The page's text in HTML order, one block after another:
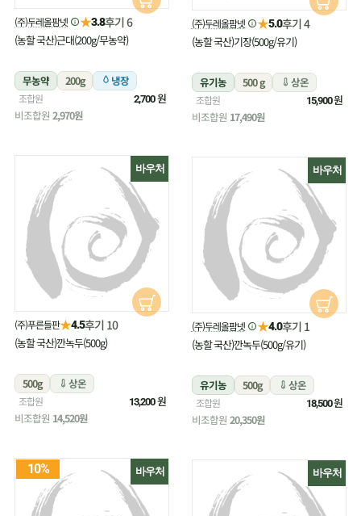
(주)두레올팜넷 ★3.8후기 6
(농할 국산)근대(200g/무농약)
무농약 200g 냉장
조합원 2,700원
비조합원 2,970원
(주)두레올팜넷 ★5.0후기 4
(농할 국산)기장(500g/유기)
유기농 500 g 상온
조합원 15,900원
비조합원 17,490원
바우처
(주)푸른들판★4.5후기 10
(농할 국산)깐녹두(500g)
500g 상온
조합원 13,200원
비조합원 14,520원
바우처
(주)두레올팜넷 ★4.0후기 1
(농할 국산)깐녹두(500g/유기)
유기농 500g 상온
조합원 18,500원
비조합원 20,350원
바우처
10% 바우처